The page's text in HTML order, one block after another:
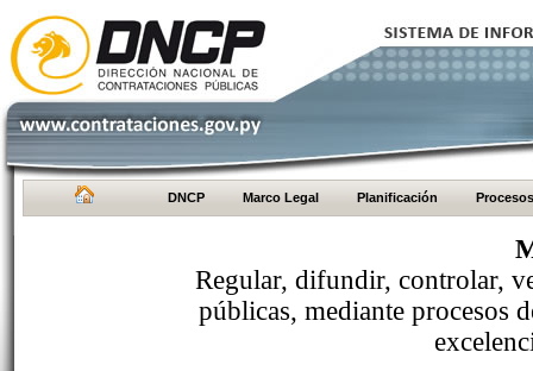
DNCP Marco Legal Planificación Procesos
Regular, difundir, controlar,
públicas, mediante procesos